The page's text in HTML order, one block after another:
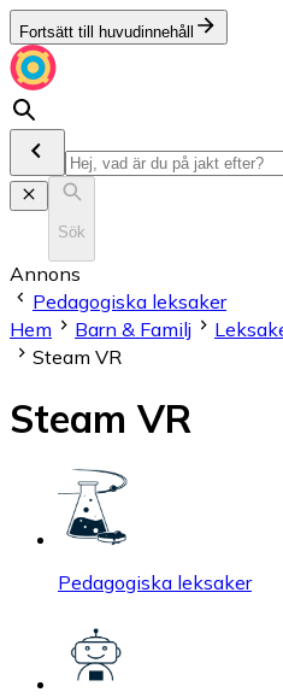
Fortsätt till huvudinnehåll
Sök
Annons
Pedagogiska leksaker
Hem
Barn & Familj
Steam VR
Steam VR
Pedagogiska leksaker